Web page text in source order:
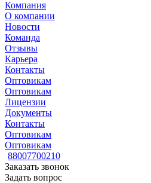
Компания
О компании
Новости
Команда
Отзывы
Карьера
Контакты
Оптовикам
Оптовикам
Лицензии
Документы
Контакты
Оптовикам
Оптовикам
88007700210
Заказать звонок
Задать вопрос